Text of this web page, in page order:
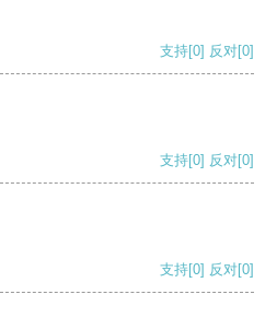
支持[0] 反对[0]
支持[0] 反对[0]
支持[0] 反对[0]